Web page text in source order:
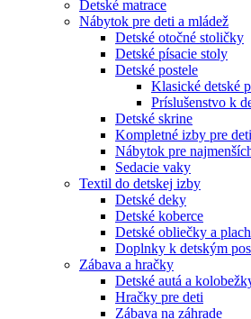
Detské matrace
Nábytok pre deti a mládež
Detské otočné stoličky
Detské písacie stoly
Detské postele
Klasické detské
Príslušenstvo k
Detské skrine
Kompletné izby pre deti
Nábytok pre
Sedacie vaky
Textil do detskej izby
Detské deky
Detské koberce
Detské obliečky a
Doplnky k detským
Zábava a hračky
Detské autá a
Hračky pre deti
Zábava na záhrade